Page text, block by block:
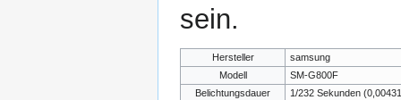
sein.
Hersteller
samsung
Modell
SM-G800F
Belichtungsdauer
1/232 Sekunden